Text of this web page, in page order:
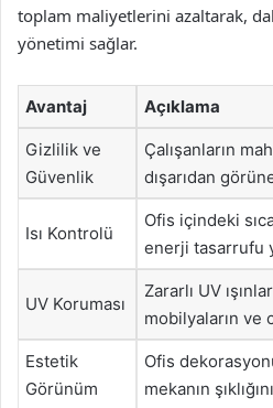
toplam maliyetlerini azaltarak,
yönetimi sağlar.
Avantaj Açıklama
Gizlilik ve
Güvenlik
Çalışanların
dışarıdan
Isı Kontrolü
Ofis içindeki
enerji tasarrufu
UV Koruması
Zararlı UV
mobilyaların ve
Estetik
Görünüm
Ofis
mekanın